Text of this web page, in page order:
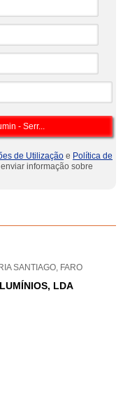
de Utilização e Política de
informação sobre
SANTIAGO, FARO
LDA